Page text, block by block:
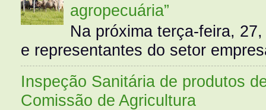
agropecuária”
Na próxima terça-feira,
e representantes do setor
Inspeção Sanitária de produtos
Comissão de Agricultura